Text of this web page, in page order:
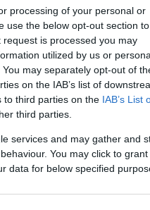
processing of your personal or
use the below opt-out section to
is processed you may
utilized by us or
may separately opt-out of
on the IAB’s list of
to third parties on the IAB’s List
third parties.
services and may gather and
You may click to
data for below specified
Link másolása